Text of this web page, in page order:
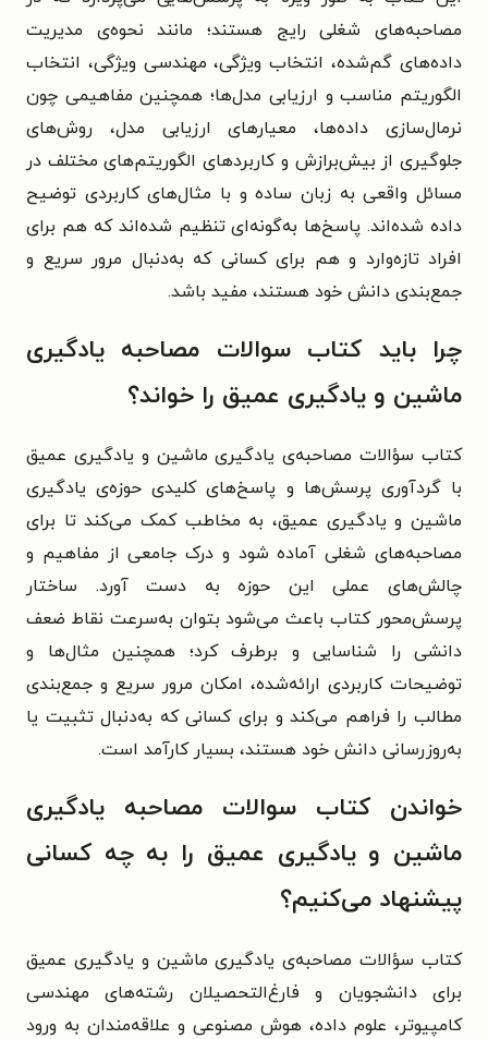
مصاحبه‌های شغلی رایج هستند؛ مانند نحوه‌ی مدیریت
داده‌های گم‌شده، انتخاب ویژگی، مهندسی ویژگی، انتخاب
الگوریتم مناسب و ارزیابی مدل‌ها؛ همچنین مفاهیمی چون
نرمال‌سازی داده‌ها، معیارهای ارزیابی مدل، روش‌های
جلوگیری از بیش‌برازش و کاربردهای الگوریتم‌های مختلف در
مسائل واقعی به زبان ساده و با مثال‌های کاربردی توضیح
داده شده‌اند. پاسخ‌ها به‌گونه‌ای تنظیم شده‌اند که هم برای
افراد تازه‌وارد و هم برای کسانی که به‌دنبال مرور سریع و
جمع‌بندی دانش خود هستند، مفید باشد.
چرا باید کتاب سوالات مصاحبه یادگیری
ماشین و یادگیری عمیق را خواند؟
کتاب سؤالات مصاحبه‌ی یادگیری ماشین و یادگیری عمیق
با گردآوری پرسش‌ها و پاسخ‌های کلیدی حوزه‌ی یادگیری
ماشین و یادگیری عمیق، به مخاطب کمک می‌کند تا برای
مصاحبه‌های شغلی آماده شود و درک جامعی از مفاهیم و
چالش‌های عملی این حوزه به دست آورد. ساختار
پرسش‌محور کتاب باعث می‌شود بتوان به‌سرعت نقاط ضعف
دانشی را شناسایی و برطرف کرد؛ همچنین مثال‌ها و
توضیحات کاربردی ارائه‌شده، امکان مرور سریع و جمع‌بندی
مطالب را فراهم می‌کند و برای کسانی که به‌دنبال تثبیت یا
به‌روزرسانی دانش خود هستند، بسیار کارآمد است.
خواندن کتاب سوالات مصاحبه یادگیری
ماشین و یادگیری عمیق را به چه کسانی
پیشنهاد می‌کنیم؟
کتاب سؤالات مصاحبه‌ی یادگیری ماشین و یادگیری عمیق
برای دانشجویان و فارغ‌التحصیلان رشته‌های مهندسی
کامپیوتر، علوم داده، هوش مصنوعی و علاقه‌مندان به ورود